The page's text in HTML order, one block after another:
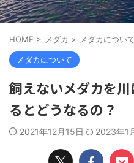
HOME > メダカ > メダカについて
メダカについて
飼えないメダカを
るとどうなるの？
2021年12月15日 2023年1